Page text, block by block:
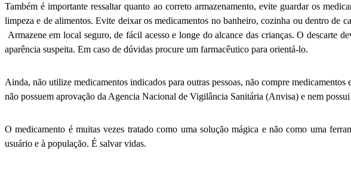
Também é importante ressaltar quanto ao correto armazenamento, evite guardar os
limpeza e de alimentos. Evite deixar os medicamentos no banheiro, cozinha ou dentro de
Armazene em local seguro, de fácil acesso e longe do alcance das crianças. O descarte
aparência suspeita. Em caso de dúvidas procure um farmacêutico para orientá-lo.
Ainda, não utilize medicamentos indicados para outras pessoas, não compre
não possuem aprovação da Agencia Nacional de Vigilância Sanitária (Anvisa) e nem
O medicamento é muitas vezes tratado como uma solução mágica e não como uma
usuário e à população. É salvar vidas.